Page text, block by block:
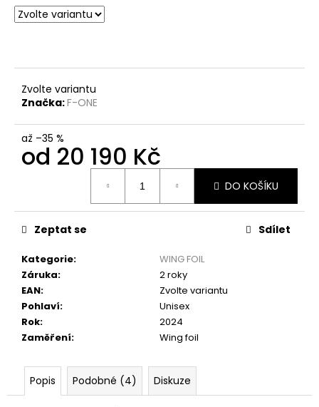
Zvolte variantu
Značka:F-ONE
až –35 %
od 20 190 Kč
DO KOŠÍKU
Kategorie:
WING FOIL
Záruka:
2 roky
EAN:
Zvolte variantu
Pohlaví:
Unisex
Rok:
2024
Zaměření: Wing foil
Zeptat se Sdílet
Popis Podobné (4) Diskuze